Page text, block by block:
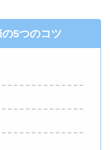
5つのコツ